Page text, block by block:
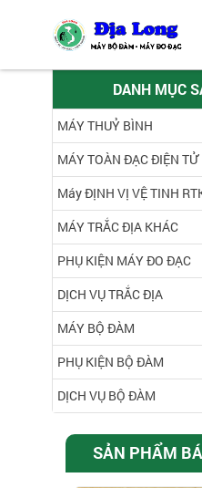
DANH MỤC
MÁY THUỶ BÌNH
MÁY TOÀN ĐẠC ĐIỆN TỬ
Máy ĐỊNH VỊ VỆ TINH
MÁY TRẮC ĐỊA KHÁC
PHỤ KIỆN MÁY ĐO ĐẠC
DỊCH VỤ TRẮC ĐỊA
MÁY BỘ ĐÀM
PHỤ KIỆN BỘ ĐÀM
DỊCH VỤ BỘ ĐÀM
SẢN PHẨM